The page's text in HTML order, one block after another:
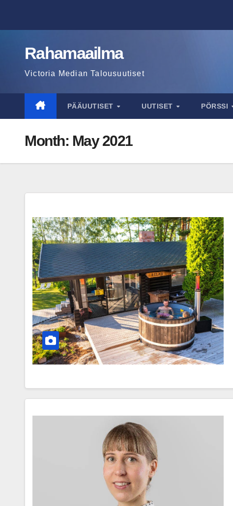
Rahamaailma
Victoria Median Talousuutiset
PÄÄUUTISET UUTISET PÖRSSI
Month: May 2021